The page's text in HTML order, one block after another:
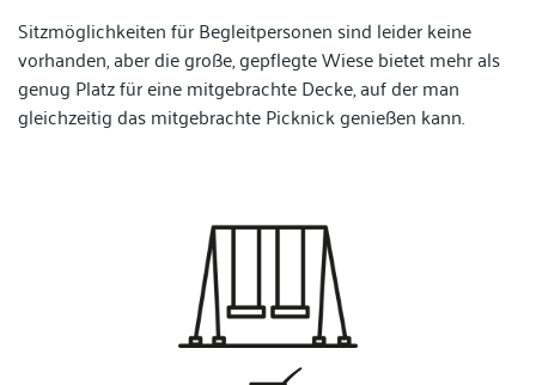
Sitzmöglichkeiten für Begleitpersonen sind leider keine
vorhanden, aber die große, gepflegte Wiese bietet mehr als
genug Platz für eine mitgebrachte Decke, auf der man
gleichzeitig das mitgebrachte Picknick genießen kann.